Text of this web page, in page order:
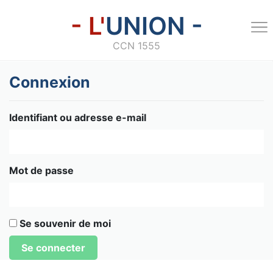
- L'UNION -
CCN 1555
Connexion
Identifiant ou adresse e-mail
Mot de passe
Se souvenir de moi